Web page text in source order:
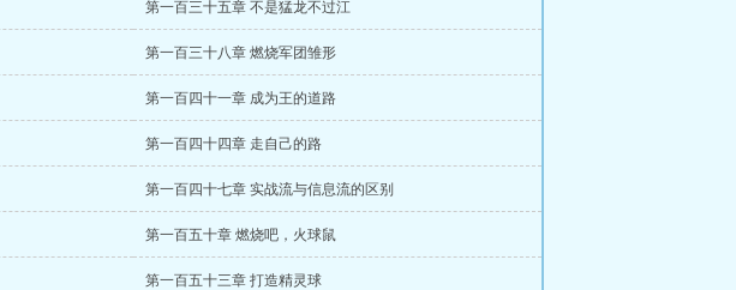
第一百三十五章 不是猛龙不过江
第一百三十八章 燃烧军团雏形
第一百四十一章 成为王的道路
第一百四十四章 走自己的路
第一百四十七章 实战流与信息流的区别
第一百五十章 燃烧吧，火球鼠
第一百五十三章 打造精灵球